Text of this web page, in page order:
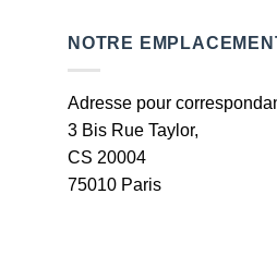
NOTRE
Adresse pour
3 Bis Rue Taylor,
CS 20004
75010 Paris